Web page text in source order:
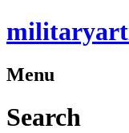
Menu
Search